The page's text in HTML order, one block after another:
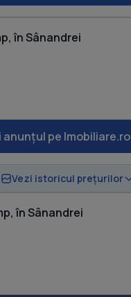
în Sânandrei
anunțul pe Imobiliare.ro
Vezi istoricul prețurilor
în Sânandrei